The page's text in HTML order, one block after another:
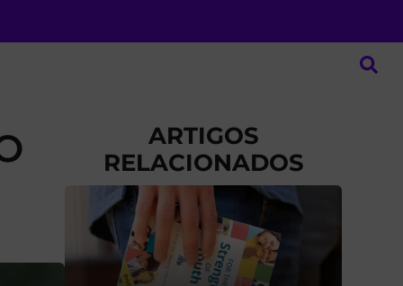
ARTIGOS
RELACIONADOS